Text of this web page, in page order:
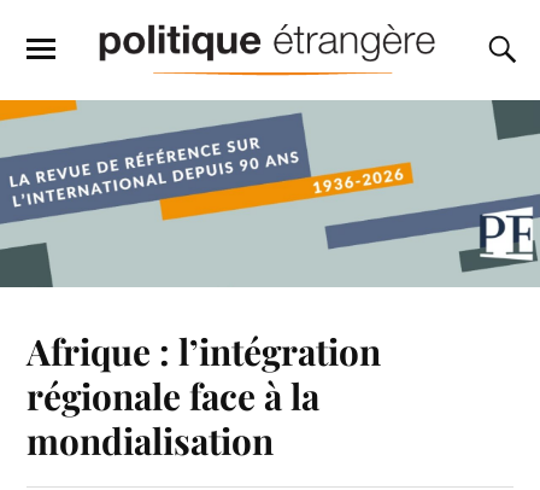
Afrique : l’intégration
régionale face à la
mondialisation